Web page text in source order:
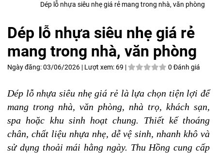
Dép lỗ nhựa siêu nhẹ giá rẻ mang trong nhà, văn phòng
Dép lỗ nhựa siêu nhẹ giá rẻ
mang trong nhà, văn phòng
Ngày đăng:03/06/2026 | Lượt xem: 69 | 0 Đánh giá
Dép lỗ nhựa siêu nhẹ giá rẻ là lựa chọn tiện lợi để
mang trong nhà, văn phòng, nhà trọ, khách sạn,
spa hoặc khu sinh hoạt chung. Thiết kế thoáng
chân, chất liệu nhựa nhẹ, dễ vệ sinh, nhanh khô và
sử dụng thoải mái hằng ngày. Thu Hồng cung cấp